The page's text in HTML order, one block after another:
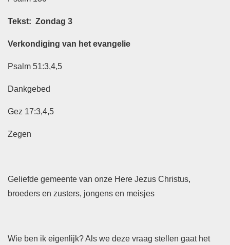
Tekst: Zondag 3
Verkondiging van het evangelie
Psalm 51:3,4,5
Dankgebed
Gez 17:3,4,5
Zegen
Geliefde gemeente van onze Here Jezus Christus,
broeders en zusters, jongens en meisjes
Wie ben ik eigenlijk? Als we deze vraag stellen gaat het